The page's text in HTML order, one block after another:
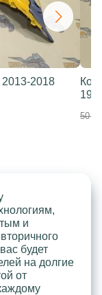
2013-2018
50
и
будет
на долгие
от